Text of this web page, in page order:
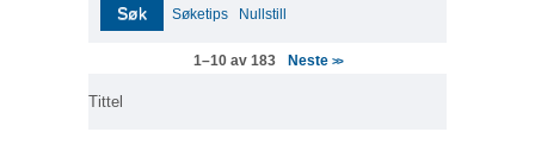
Søk Søketips Nullstill
1–10 av 183 Neste >>
Tittel